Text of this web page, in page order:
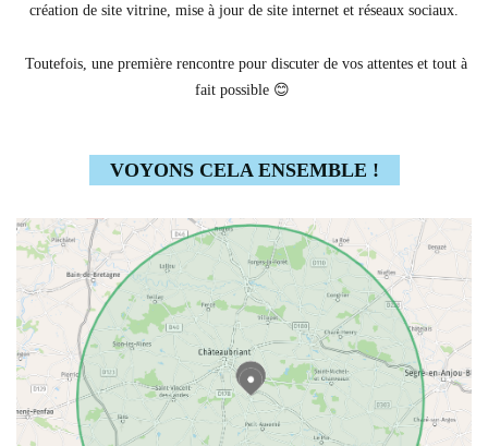
création de site vitrine, mise à jour de site internet et réseaux sociaux.
Toutefois, une première rencontre pour discuter de vos attentes et tout à
fait possible 😊
VOYONS CELA ENSEMBLE !